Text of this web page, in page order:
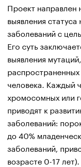
Проект направлен
выявления
заболеваний с
Его суть
выявления
человека. Каждый
хромосомных или
приводят к
заболеваний:
до 40%
заболеваний,
возрасте 0-17 лет).